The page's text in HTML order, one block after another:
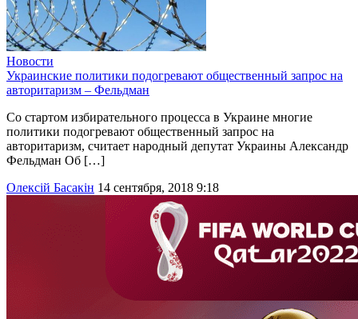
Новости
Украинские политики подогревают общественный запрос на
авторитаризм – Фельдман
Со стартом избирательного процесса в Украине многие
политики подогревают общественный запрос на
авторитаризм, считает народный депутат Украины Александр
Фельдман Об […]
Олексій Басакін 14 сентября, 2018 9:18